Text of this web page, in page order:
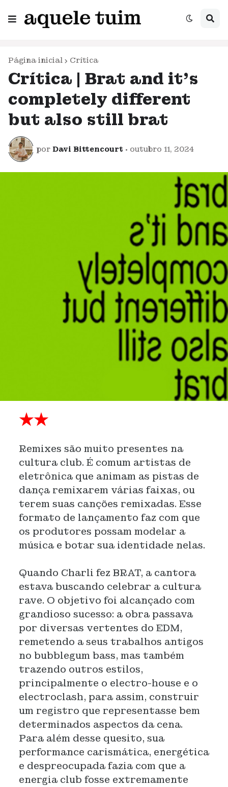
Página inicial Crítica
Crítica | Brat and it's
completely different
but also still brat
por Davi Bittencourt • outubro 11, 2024
★★
Remixes são muito presentes na
cultura club. É comum artistas de
eletrônica que animam as pistas de
dança remixarem várias faixas, ou
terem suas canções remixadas. Esse
formato de lançamento faz com que
os produtores possam modelar a
música e botar sua identidade nelas.
Quando Charli fez BRAT, a cantora
estava buscando celebrar a cultura
rave. O objetivo foi alcançado com
grandioso sucesso: a obra passava
por diversas vertentes do EDM,
remetendo a seus trabalhos antigos
no bubblegum bass, mas também
trazendo outros estilos,
principalmente o electro-house e o
electroclash, para assim, construir
um registro que representasse bem
determinados aspectos da cena.
Para além desse quesito, sua
performance carismática, energética
e despreocupada fazia com que a
energia club fosse extremamente